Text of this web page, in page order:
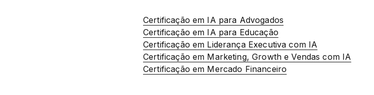
Certificação em IA para Advogados
Certificação em IA para Educação
Certificação em Liderança Executiva com IA
Certificação em Marketing, Growth e Vendas com IA
Certificação em Mercado Financeiro